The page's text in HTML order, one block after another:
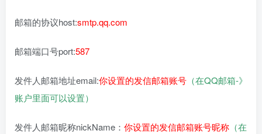
邮箱的协议host:smtp.qq.com
邮箱端口号port:587
发件人邮箱地址email:你设置的发信邮箱账号 （在QQ邮箱-》
账户里面可以设置）
发件人邮箱昵称nickName： 你设置的发信邮箱账号昵称 （在